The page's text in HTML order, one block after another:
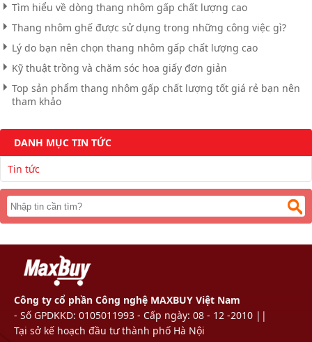
Tìm hiểu về dòng thang nhôm gấp chất lượng cao
Thang nhôm ghế được sử dụng trong những công việc gì?
Lý do bạn nên chọn thang nhôm gấp chất lượng cao
Kỹ thuật trồng và chăm sóc hoa giấy đơn giản
Top sản phẩm thang nhôm gấp chất lượng tốt giá rẻ bạn nên
tham khảo
DANH MỤC TIN TỨC
Tin tức
Công ty cổ phần Công nghệ MAXBUY Việt Nam
- Số GPDKKD: 0105011993 - Cấp ngày: 08 - 12 -2010 ||
Tại sở kế hoạch đầu tư thành phố Hà Nội